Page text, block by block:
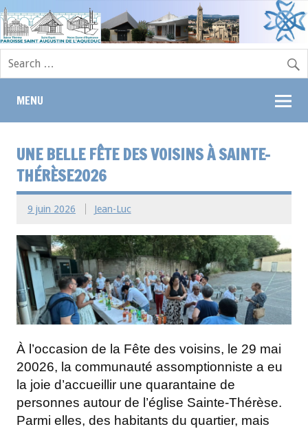
MENU
UNE BELLE FÊTE DES VOISINS À SAINTE-
THÉRÈSE2026
9 juin 2026 Jean-Luc
À l’occasion de la Fête des voisins, le 29 mai
20026, la communauté assomptionniste a eu
la joie d’accueillir une quarantaine de
personnes autour de l’église Sainte-Thérèse.
Parmi elles, des habitants du quartier, mais